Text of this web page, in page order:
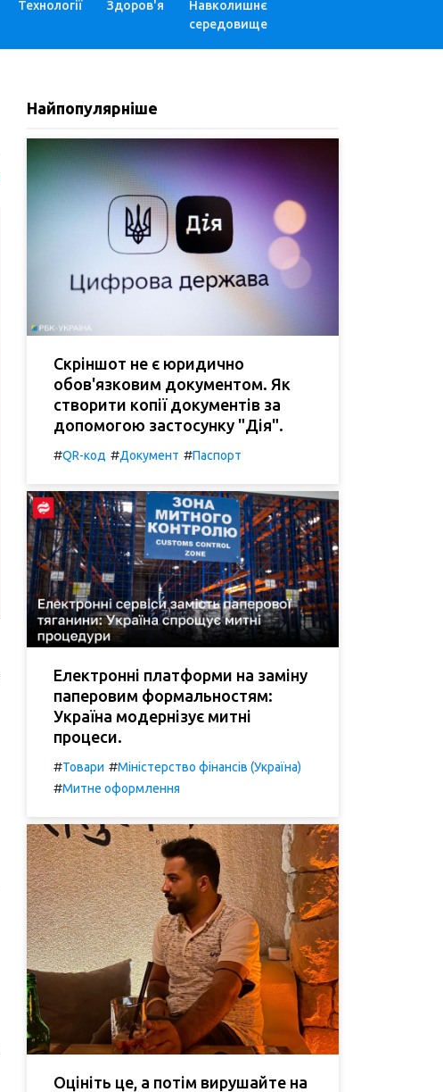
Технології Здоров'я
Навколишнє
середовище
Найпопулярніше
Скріншот не є юридично
обов'язковим документом. Як
створити копії документів за
допомогою застосунку "Дія".
#QR-код #Документ #Паспорт
Електронні платформи на заміну
паперовим формальностям:
Україна модернізує митні
процеси.
#Товари #Міністерство фінансів (Україна)
#Митне оформлення
Оцініть це, а потім вирушайте на